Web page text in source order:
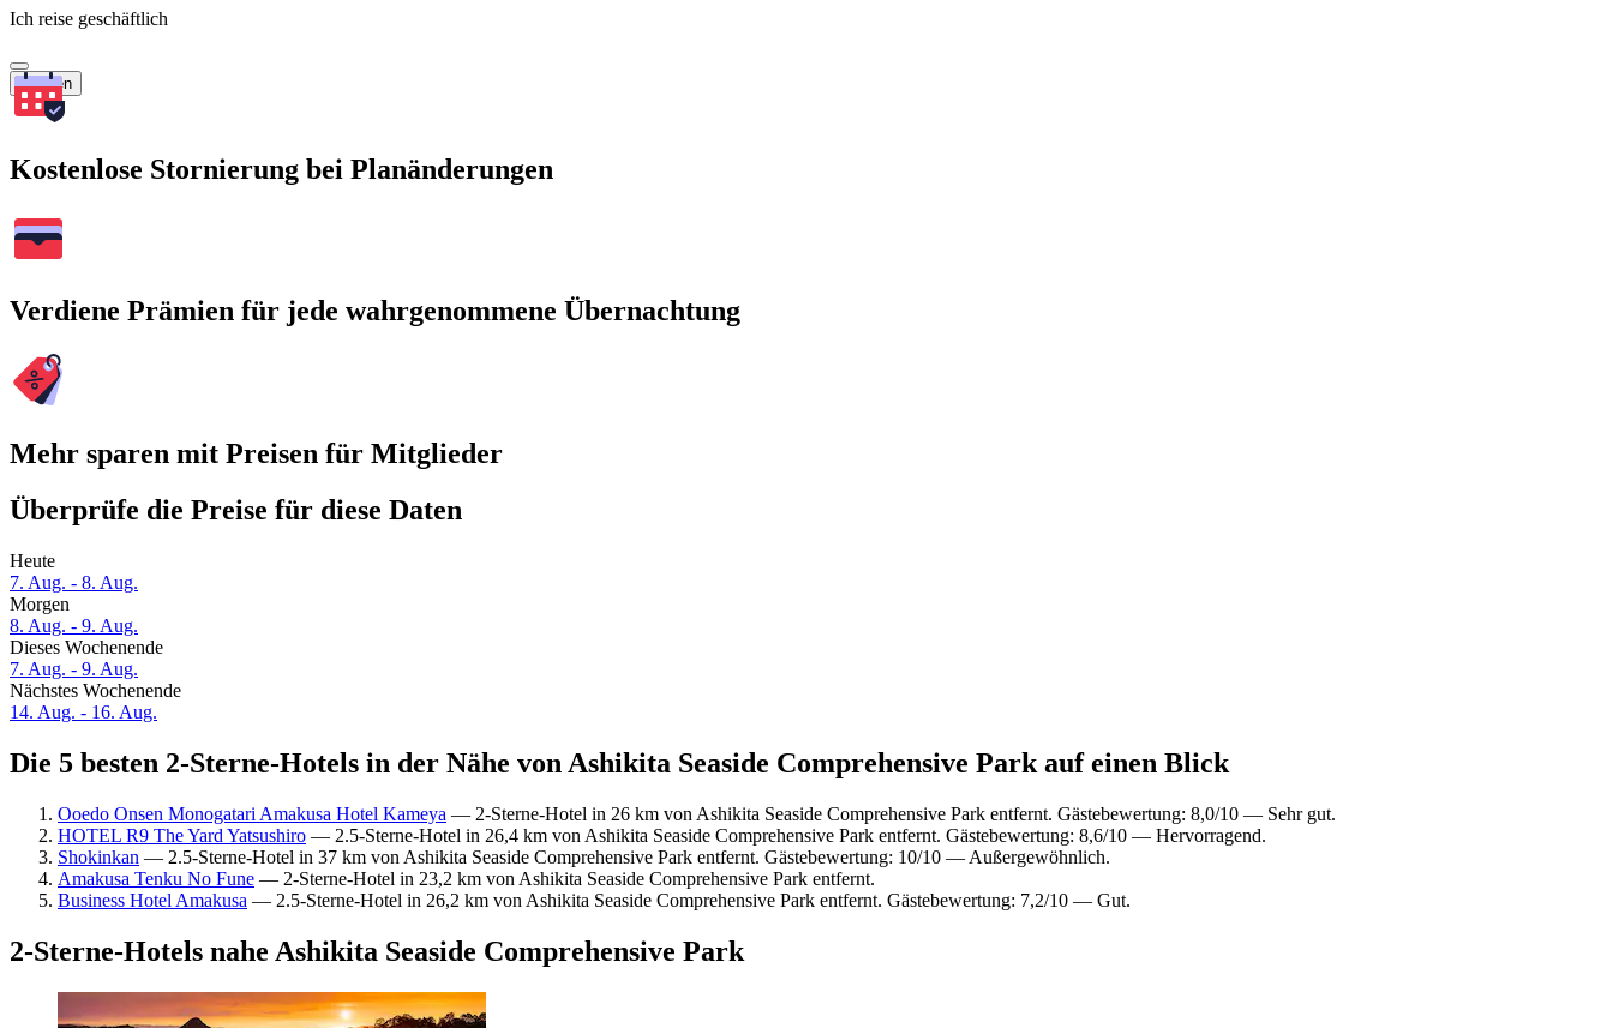
Ich reise geschäftlich
Suchen
Kostenlose Stornierung bei Planänderungen
Verdiene Prämien für jede wahrgenommene Übernachtung
Mehr sparen mit Preisen für Mitglieder
Überprüfe die Preise für diese Daten
Heute
7. Aug. - 8. Aug.
Morgen
8. Aug. - 9. Aug.
Dieses Wochenende
7. Aug. - 9. Aug.
Nächstes Wochenende
14. Aug. - 16. Aug.
Die 5 besten 2-Sterne-Hotels in der Nähe von Ashikita Seaside Comprehensive Park auf einen Blick
Ooedo Onsen Monogatari Amakusa Hotel Kameya — 2-Sterne-Hotel in 26 km von Ashikita Seaside Comprehensive Park entfernt. Gästebewertung: 8,0/10 — Sehr gut.
HOTEL R9 The Yard Yatsushiro — 2.5-Sterne-Hotel in 26,4 km von Ashikita Seaside Comprehensive Park entfernt. Gästebewertung: 8,6/10 — Hervorragend.
Shokinkan — 2.5-Sterne-Hotel in 37 km von Ashikita Seaside Comprehensive Park entfernt. Gästebewertung: 10/10 — Außergewöhnlich.
Amakusa Tenku No Fune — 2-Sterne-Hotel in 23,2 km von Ashikita Seaside Comprehensive Park entfernt.
Business Hotel Amakusa — 2.5-Sterne-Hotel in 26,2 km von Ashikita Seaside Comprehensive Park entfernt. Gästebewertung: 7,2/10 — Gut.
2-Sterne-Hotels nahe Ashikita Seaside Comprehensive Park